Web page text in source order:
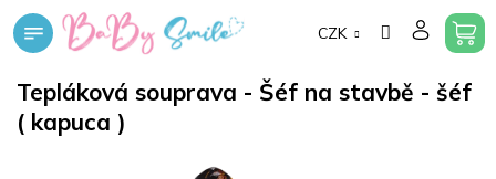
Přejít
na
CZK
Tepláková souprava - Šéf na stavbě - šéf
( kapuca )